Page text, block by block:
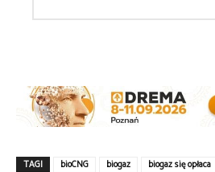
TAGI bioCNG biogaz biogaz się opłaca